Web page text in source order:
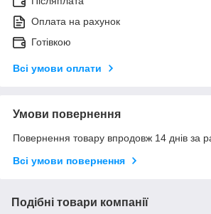
Оплата на рахунок
Готівкою
Всі умови оплати
Умови повернення
Повернення товару впродовж 14 днів за
Всі умови повернення
Подібні товари компанії